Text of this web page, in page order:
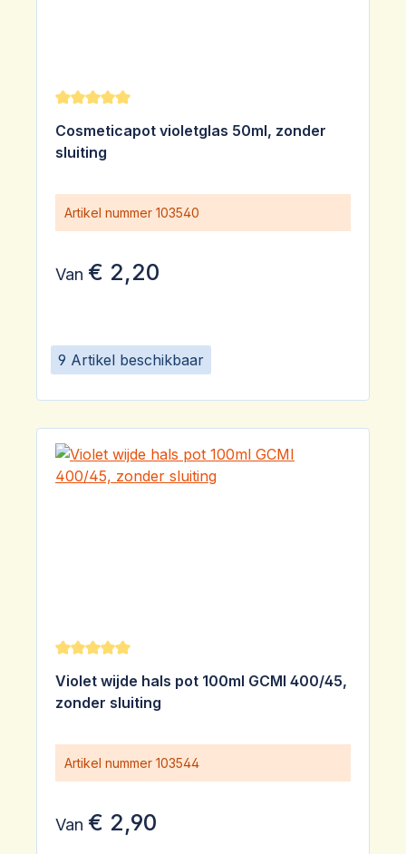
9 Artikel beschikbaar
Gemiddelde waardering van 5 van 5 sterren
Cosmeticapot violetglas 50ml, zonder
sluiting
Artikel nummer 103540
Van € 2,20
Gemiddelde waardering van 5 van 5 sterren
Violet wijde hals pot 100ml GCMI 400/45,
zonder sluiting
Artikel nummer 103544
Van € 2,90